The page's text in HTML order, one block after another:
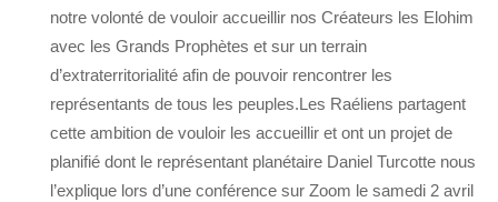
notre volonté de vouloir accueillir nos Créateurs les Elohim
avec les Grands Prophètes et sur un terrain
d’extraterritorialité afin de pouvoir rencontrer les
représentants de tous les peuples.Les Raéliens partagent
cette ambition de vouloir les accueillir et ont un projet de
planifié dont le représentant planétaire Daniel Turcotte nous
l’explique lors d’une conférence sur Zoom le samedi 2 avril